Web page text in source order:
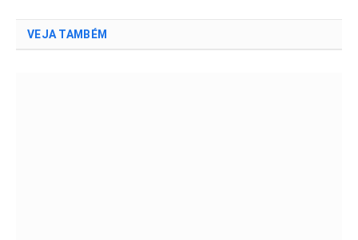
VEJA TAMBÉM